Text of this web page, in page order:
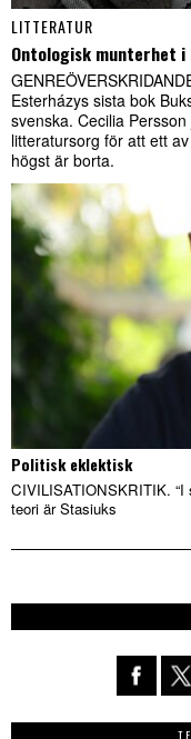
LITTERATUR
Ontologisk munterhet
Esterházys sista bok
svenska. Cecilia
litteratursorg för att ett
högst är borta.
Politisk eklektisk
CIVILISATIONSKRITIK.
teori är Stasiuks